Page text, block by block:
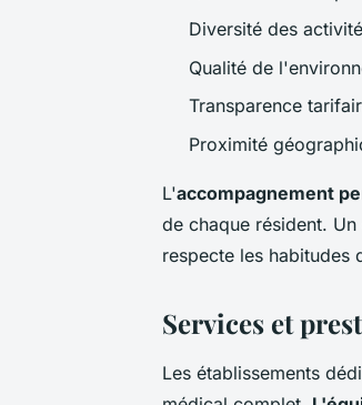
Diversité des
Qualité de
Transparence
Proximité
L'accompagnement
de chaque résident.
respecte les habitudes
Services et
Les établissements